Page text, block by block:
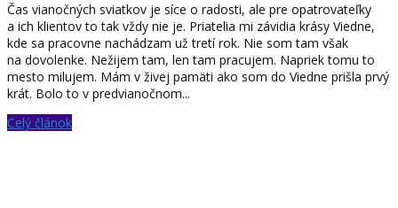
Čas vianočných sviatkov je síce o radosti, ale pre opatrovateľky
a ich klientov to tak vždy nie je. Priatelia mi závidia krásy Viedne,
kde sa pracovne nachádzam už tretí rok. Nie som tam však
na dovolenke. Nežijem tam, len tam pracujem. Napriek tomu to
mesto milujem. Mám v živej pamäti ako som do Viedne prišla prvý
krát. Bolo to v predvianočnom...
Celý článok